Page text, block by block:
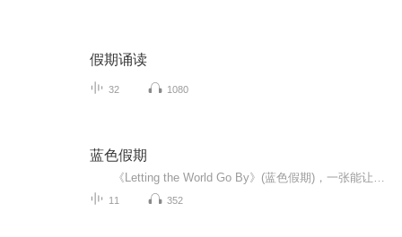
假期诵读
32 1080
蓝色假期
11 352